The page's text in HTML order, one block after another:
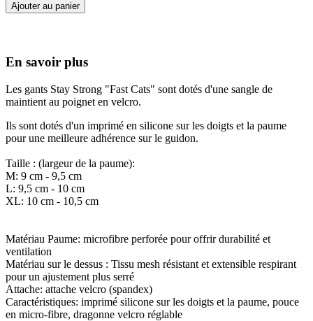
Ajouter au panier
En savoir plus
Les gants Stay Strong "Fast Cats" sont dotés d'une sangle de
maintient au poignet en velcro.
Ils sont dotés d'un imprimé en silicone sur les doigts et la paume
pour une meilleure adhérence sur le guidon.
Taille : (largeur de la paume):
M: 9 cm - 9,5 cm
L: 9,5 cm - 10 cm
XL: 10 cm - 10,5 cm
Matériau Paume: microfibre perforée pour offrir durabilité et
ventilation
Matériau sur le dessus : Tissu mesh résistant et extensible respirant
pour un ajustement plus serré
Attache: attache velcro (spandex)
Caractéristiques: imprimé silicone sur les doigts et la paume, pouce
en micro-fibre, dragonne velcro réglable